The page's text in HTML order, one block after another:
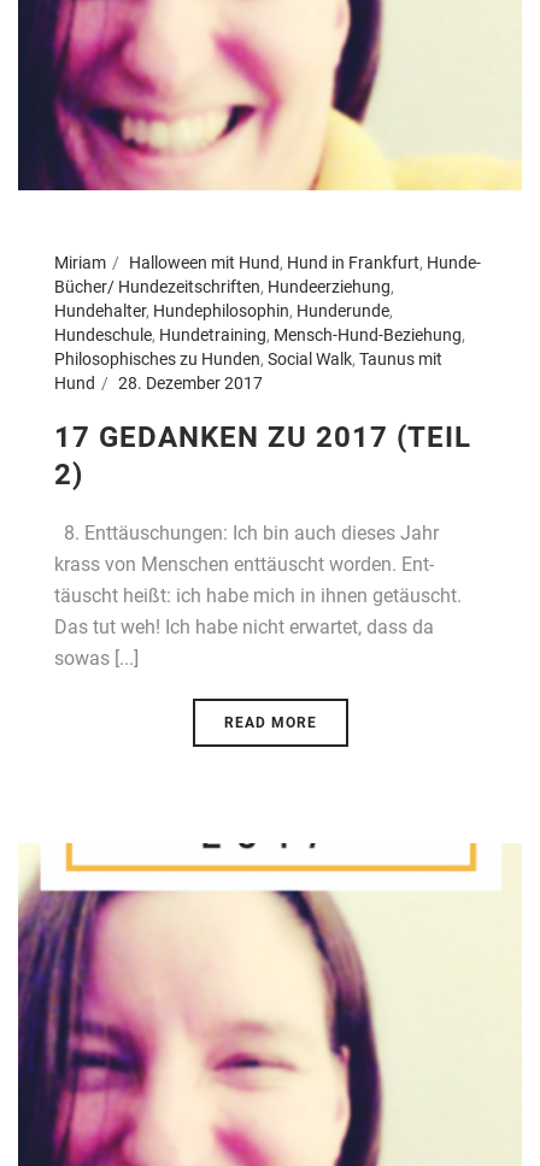
Miriam Halloween mit Hund, Hund in Frankfurt, Hunde-
Bücher/ Hundezeitschriften, Hundeerziehung,
Hundehalter, Hundephilosophin, Hunderunde,
Hundeschule, Hundetraining, Mensch-Hund-Beziehung,
Philosophisches zu Hunden, Social Walk, Taunus mit
Hund
28. Dezember 2017
17 GEDANKEN ZU 2017 (TEIL
2)
8. Enttäuschungen: Ich bin auch dieses Jahr
krass von Menschen enttäuscht worden. Ent-
täuscht heißt: ich habe mich in ihnen getäuscht.
Das tut weh! Ich habe nicht erwartet, dass da
sowas [...]
READ MORE